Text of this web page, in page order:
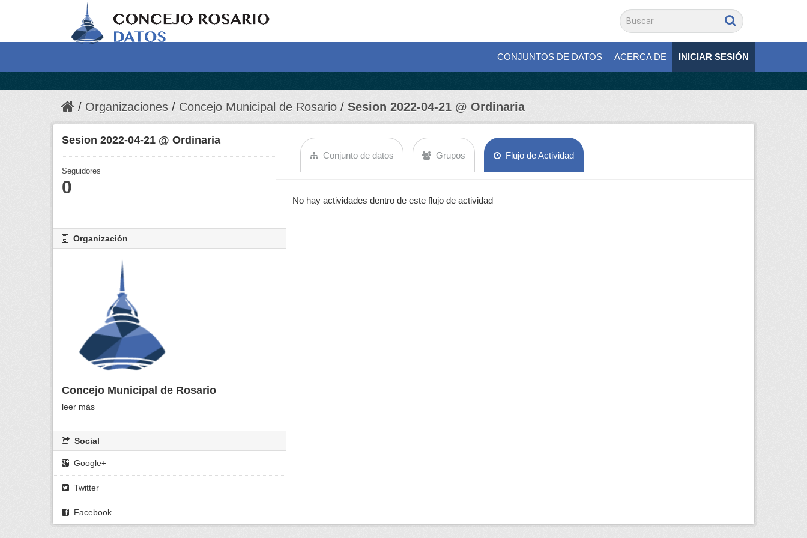
CONJUNTOS DE DATOS ACERCA DE INICIAR SESIÓN
Organizaciones Concejo Municipal de Rosario Sesion 2022-04-21 @ Ordinaria
Conjunto de datos Grupos Flujo de Actividad
No hay actividades dentro de este flujo de actividad
Sesion 2022-04-21 @ Ordinaria
Seguidores
0
Organización
Concejo Municipal de Rosario
leer más
Social
Google+
Twitter
Facebook